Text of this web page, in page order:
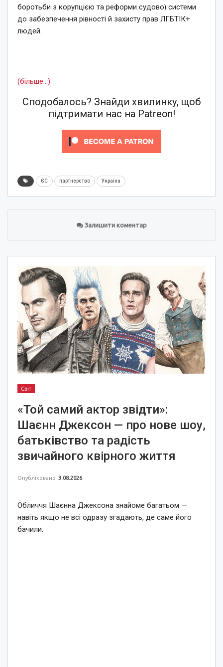
боротьби з корупцією та реформи судової системи
до забезпечення рівності й захисту прав ЛГБТІК+
людей.
(більше…)
Сподобалось? Знайди хвилинку, щоб
підтримати нас на Patreon!
ЄС партнерство Україна
Залишити коментар
Світ
«Той самий актор звідти»:
Шаєнн Джексон — про нове шоу,
батьківство та радість
звичайного квірного життя
Опубліковано 3.08.2026
Обличчя Шаєнна Джексона знайоме багатьом —
навіть якщо не всі одразу згадають, де саме його
бачили.